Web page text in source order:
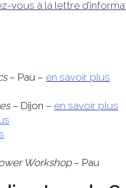
vous à la lettre
– Pau – en savoir plus
– Dijon – en savoir plus
Workshop – Pau